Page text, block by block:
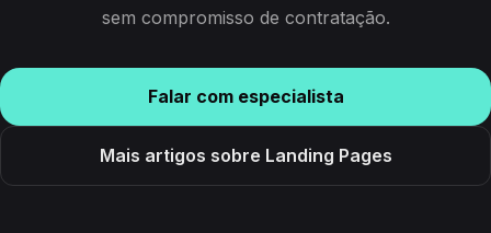
sem compromisso de contratação.
Falar com especialista
Mais artigos sobre Landing Pages